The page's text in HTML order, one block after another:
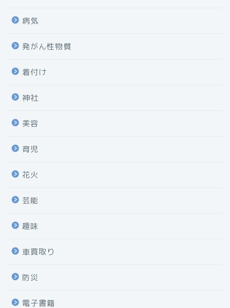
病気
発がん性物質
着付け
神社
美容
育児
花火
芸能
趣味
車買取り
防災
電子書籍